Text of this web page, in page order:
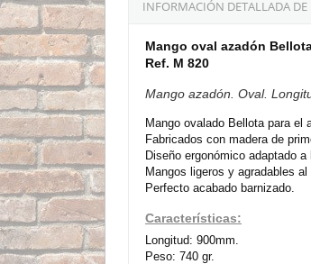
INFORMACIÓN DETALLADA
Mango oval azadón
Ref. M 820
Mango azadón. Oval.
Mango ovalado Bellota para el
Fabricados con madera de
Diseño ergonómico adaptado
Mangos ligeros y agradables al
Perfecto acabado barnizado.
Características:
Longitud: 900mm.
Peso: 740 gr.